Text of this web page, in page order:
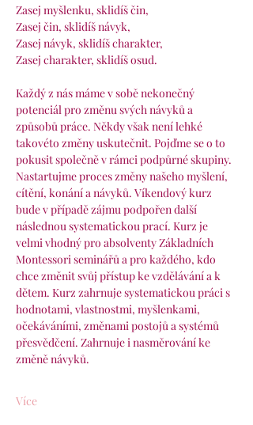
Zasej myšlenku, sklidíš čin,
Zasej čin, sklidíš návyk,
Zasej návyk, sklidíš charakter,
Zasej charakter, sklidíš osud.
Každý z nás máme v sobě nekonečný
potenciál pro změnu svých návyků a
způsobů práce. Někdy však není lehké
takovéto změny uskutečnit. Pojďme se o to
pokusit společně v rámci podpůrné skupiny.
Nastartujme proces změny našeho myšlení,
cítění, konání a návyků. Víkendový kurz
bude v případě zájmu podpořen další
následnou systematickou prací. Kurz je
velmi vhodný pro absolventy Základních
Montessori seminářů a pro každého, kdo
chce změnit svůj přístup ke vzdělávání a k
dětem. Kurz zahrnuje systematickou práci s
hodnotami, vlastnostmi, myšlenkami,
očekáváními, změnami postojů a systémů
přesvědčení. Zahrnuje i nasměrování ke
změně návyků.
Více